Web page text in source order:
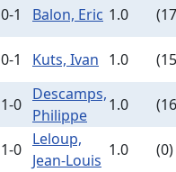
0-1 Balon, Eric 1.0
0-1 Kuts, Ivan 1.0
1-0
Descamps,
Philippe
1.0
1-0
Leloup,
Jean-Louis
1.0 (0)